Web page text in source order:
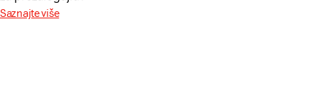
Saznajte više